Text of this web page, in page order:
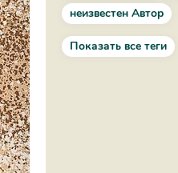
неизвестен Автор
Показать все теги